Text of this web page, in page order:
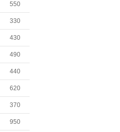
550
330
430
490
440
620
370
950